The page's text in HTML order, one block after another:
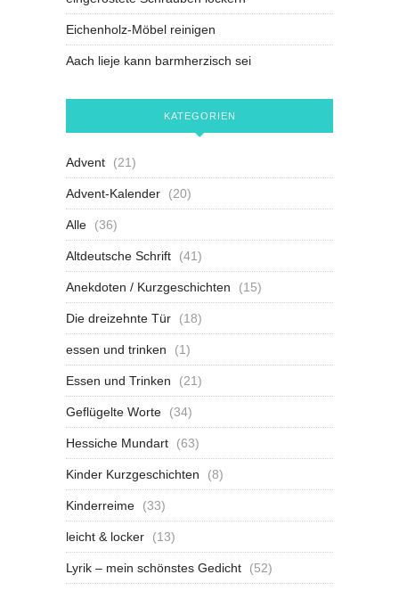
Eichenholz-Möbel reinigen
Aach lieje kann barmherzisch sei
KATEGORIEN
Advent (21)
Advent-Kalender (20)
Alle (36)
Altdeutsche Schrift (41)
Anekdoten / Kurzgeschichten (15)
Die dreizehnte Tür (18)
essen und trinken (1)
Essen und Trinken (21)
Geflügelte Worte (34)
Hessiche Mundart (63)
Kinder Kurzgeschichten (8)
Kinderreime (33)
leicht & locker (13)
Lyrik – mein schönstes Gedicht (52)